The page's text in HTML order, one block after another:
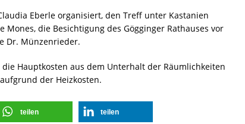
Eberle organisiert, den Treff unter Kastanien
die Besichtigung des Gögginger Rathauses vor
Dr. Münzenrieder.
Hauptkosten aus dem Unterhalt der Räumlichkeiten
der Heizkosten.
teilen teilen